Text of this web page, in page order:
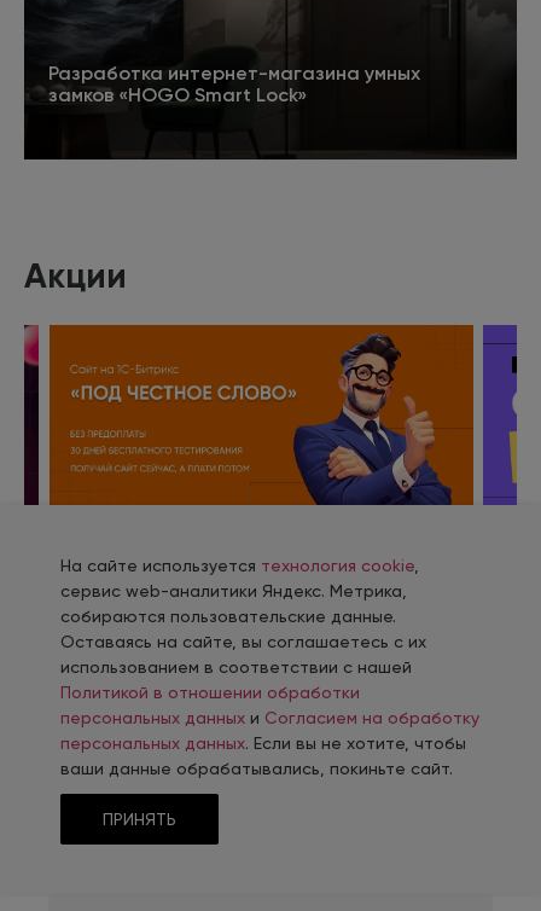
Разработка интернет-магазина умных
замков «HOGO Smart Lock»
Подробнее
Акции
СЛОВО»
Подробнее
Отзывы клиентов
На сайте используется технология cookie
сервис web-аналитики Яндекс. Метрика,
собираются пользовательские данные.
Оставаясь на сайте, вы соглашаетесь с их
использованием в соответствии с нашей
Политикой в отношении обработки
персональных данных и Согласием на обработку
персональных данных. Если вы не хотите, чтобы
ваши данные обрабатывались, покиньте сайт.
ПРИНЯТЬ